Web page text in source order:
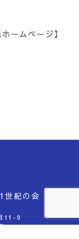
ームページ】
世紀の会
11-9